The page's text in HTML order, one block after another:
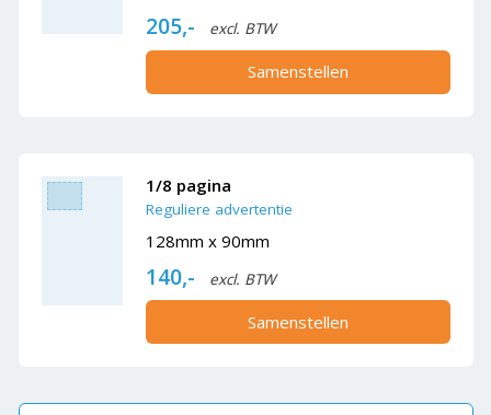
205,- excl. BTW
Samenstellen
1/8 pagina
Reguliere advertentie
128mm x 90mm
140,- excl. BTW
Samenstellen